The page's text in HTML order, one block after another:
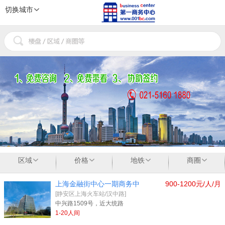
切换城市
区域 价格 地铁 商圈
900-1200元/人/月
上海金融街中心一期商务中
[静安区上海火车站/汉中路]
中兴路1509号，近大统路
1-20人间